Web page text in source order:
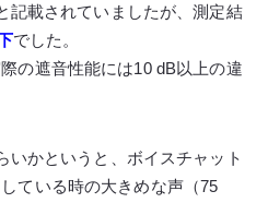
記載されていましたが、測定結
でした。
の遮音性能には10 dB以上の違
いかというと、ボイスチャット
ている時の大きめな声（75